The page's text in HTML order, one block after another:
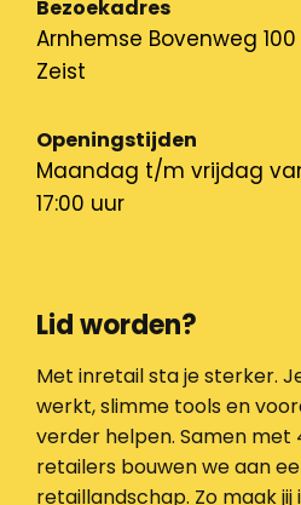
Bezoekadres
Arnhemse Bovenweg
Zeist
Openingstijden
Maandag t/m vrijdag
17:00 uur
Lid worden?
Met inretail sta je sterker.
werkt, slimme tools en
verder helpen. Samen met
retailers bouwen we aan
retaillandschap. Zo maak